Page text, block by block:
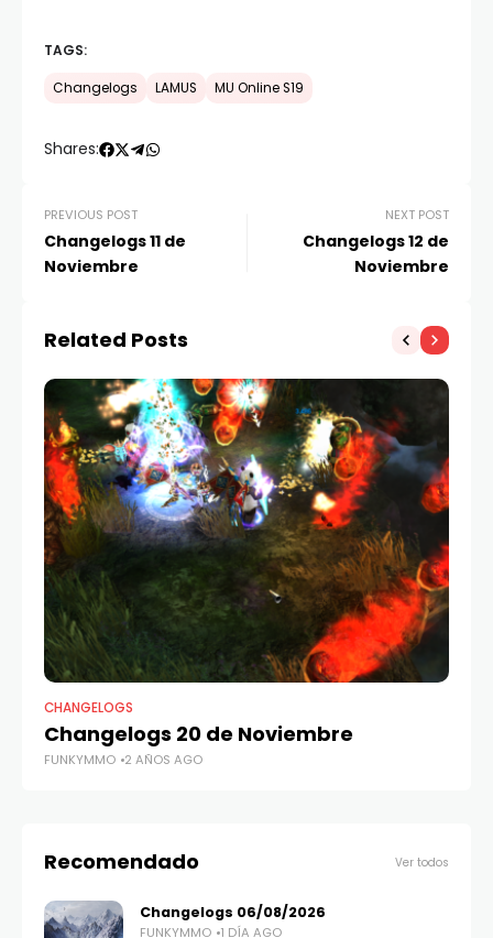
TAGS:
Changelogs LAMUS MU Online S19
Shares:
PREVIOUS POST
Changelogs 11 de
Noviembre
NEXT POST
Changelogs 12 de
Noviembre
Related Posts
CHANGELOGS
Changelogs 20 de Noviembre
FUNKYMMO 2 AÑOS AGO
Recomendado Ver todos
Changelogs 06/08/2026
FUNKYMMO 1 DÍA AGO